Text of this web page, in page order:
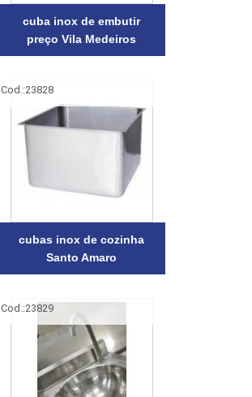
cuba inox de embutir
preço Vila Medeiros
Cod.:23828
cubas inox de cozinha
Santo Amaro
Cod.:23829